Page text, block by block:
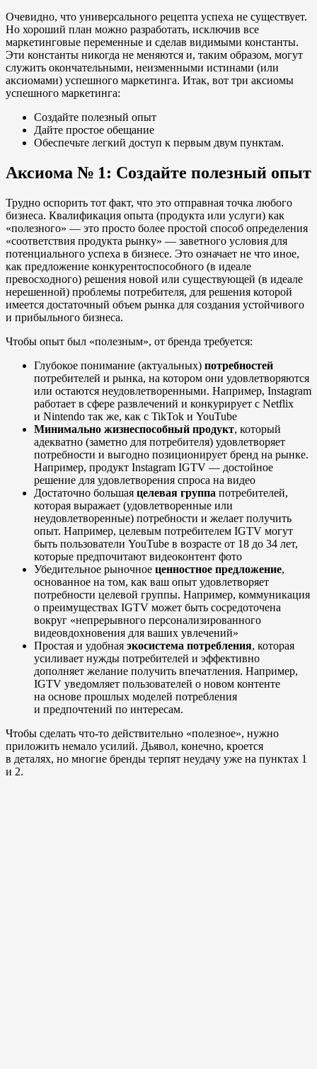
Очевидно, что универсального рецепта успеха не существует.
Но хороший план можно разработать, исключив все
маркетинговые переменные и сделав видимыми константы.
Эти константы никогда не меняются и, таким образом, могут
служить окончательными, неизменными истинами (или
аксиомами) успешного маркетинга. Итак, вот три аксиомы
успешного маркетинга:
Создайте полезный опыт
Дайте простое обещание
Обеспечьте легкий доступ к первым двум пунктам.
Аксиома № 1: Создайте полезный опыт
Трудно оспорить тот факт, что это отправная точка любого
бизнеса. Квалификация опыта (продукта или услуги) как
«полезного» — это просто более простой способ определения
«соответствия продукта рынку» — заветного условия для
потенциального успеха в бизнесе. Это означает не что иное,
как предложение конкурентоспособного (в идеале
превосходного) решения новой или существующей (в идеале
нерешенной) проблемы потребителя, для решения которой
имеется достаточный объем рынка для создания устойчивого
и прибыльного бизнеса.
Чтобы опыт был «полезным», от бренда требуется:
Глубокое понимание (актуальных) потребностей
потребителей и рынка, на котором они удовлетворяются
или остаются неудовлетворенными. Например, Instagram
работает в сфере развлечений и конкурирует с Netflix
и Nintendo так же, как с TikTok и YouTube
Минимально жизнеспособный продукт, который
адекватно (заметно для потребителя) удовлетворяет
потребности и выгодно позиционирует бренд на рынке.
Например, продукт Instagram IGTV — достойное
решение для удовлетворения спроса на видео
Достаточно большая целевая группа потребителей,
которая выражает (удовлетворенные или
неудовлетворенные) потребности и желает получить
опыт. Например, целевым потребителем IGTV могут
быть пользователи YouTube в возрасте от 18 до 34 лет,
которые предпочитают видеоконтент фото
Убедительное рыночное ценностное предложение,
основанное на том, как ваш опыт удовлетворяет
потребности целевой группы. Например, коммуникация
о преимуществах IGTV может быть сосредоточена
вокруг «непрерывного персонализированного
видеовдохновения для ваших увлечений»
Простая и удобная экосистема потребления, которая
усиливает нужды потребителей и эффективно
дополняет желание получить впечатления. Например,
IGTV уведомляет пользователей о новом контенте
на основе прошлых моделей потребления
и предпочтений по интересам.
Чтобы сделать что-то действительно «полезное», нужно
приложить немало усилий. Дьявол, конечно, кроется
в деталях, но многие бренды терпят неудачу уже на пунктах 1
и 2.